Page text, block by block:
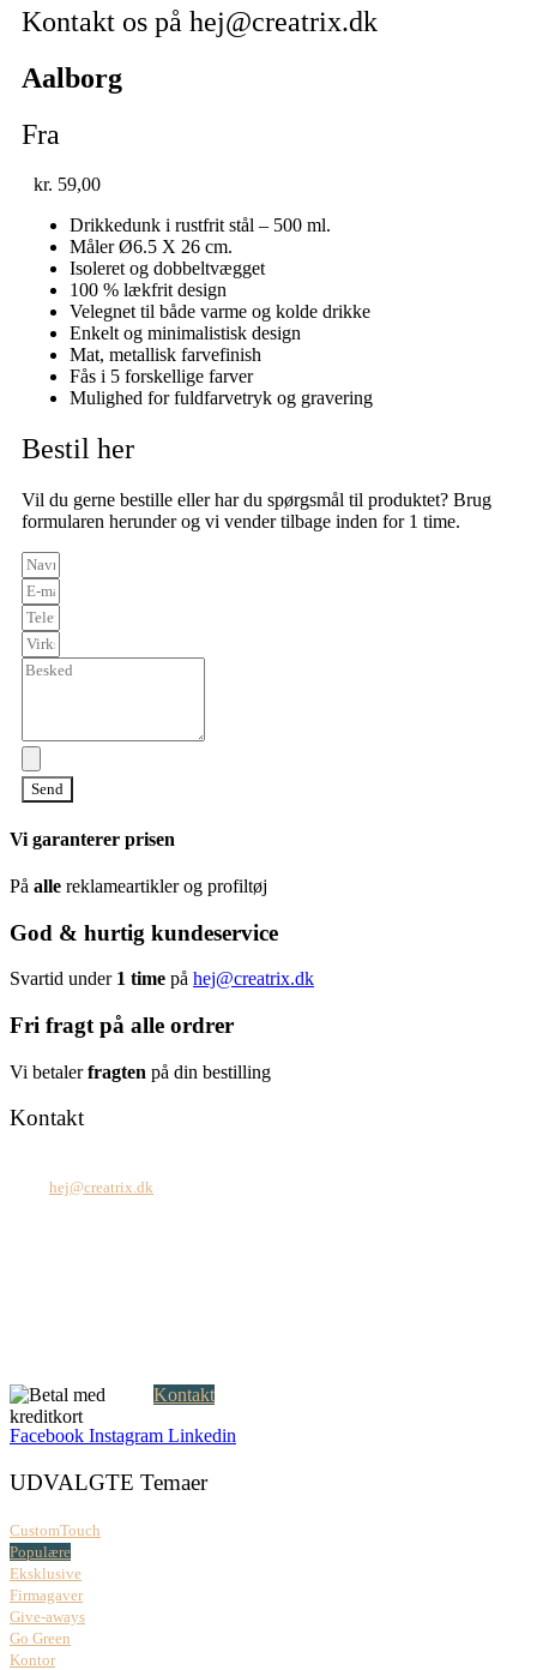
Kontakt os på hej@creatrix.dk
Aalborg
Fra
kr. 59,00
Drikkedunk i rustfrit stål – 500 ml.
Måler Ø6.5 X 26 cm.
Isoleret og dobbeltvægget
100 % lækfrit design
Velegnet til både varme og kolde drikke
Enkelt og minimalistisk design
Mat, metallisk farvefinish
Fås i 5 forskellige farver
Mulighed for fuldfarvetryk og gravering
Bestil her
Vil du gerne bestille eller har du spørgsmål til produktet? Brug
formularen herunder og vi vender tilbage inden for 1 time.
Send
Vi garanterer prisen
På alle reklameartikler og profiltøj
God & hurtig kundeservice
Svartid under 1 time på hej@creatrix.dk
Fri fragt på alle ordrer
Vi betalerfragten på din bestilling
Kontakt
hej@creatrix.dk
Kontakt
Facebook Instagram Linkedin
UDVALGTE Temaer
CustomTouch
Populære
Eksklusive
Firmagaver
Give-aways
Go Green
Kontor